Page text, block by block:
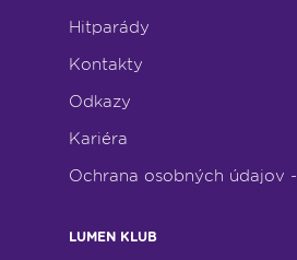
Hitparády
Kontakty
Odkazy
Kariéra
Ochrana osobných údajov
LUMEN KLUB